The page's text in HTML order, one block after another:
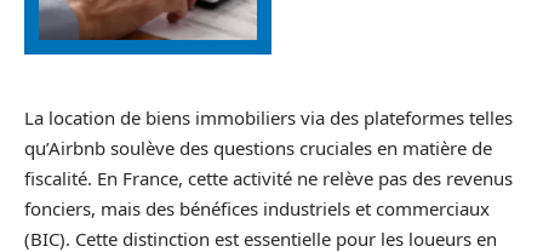
La location de biens immobiliers via des plateformes telles
qu’Airbnb soulève des questions cruciales en matière de
fiscalité. En France, cette activité ne relève pas des revenus
fonciers, mais des bénéfices industriels et commerciaux
(BIC). Cette distinction est essentielle pour les loueurs en